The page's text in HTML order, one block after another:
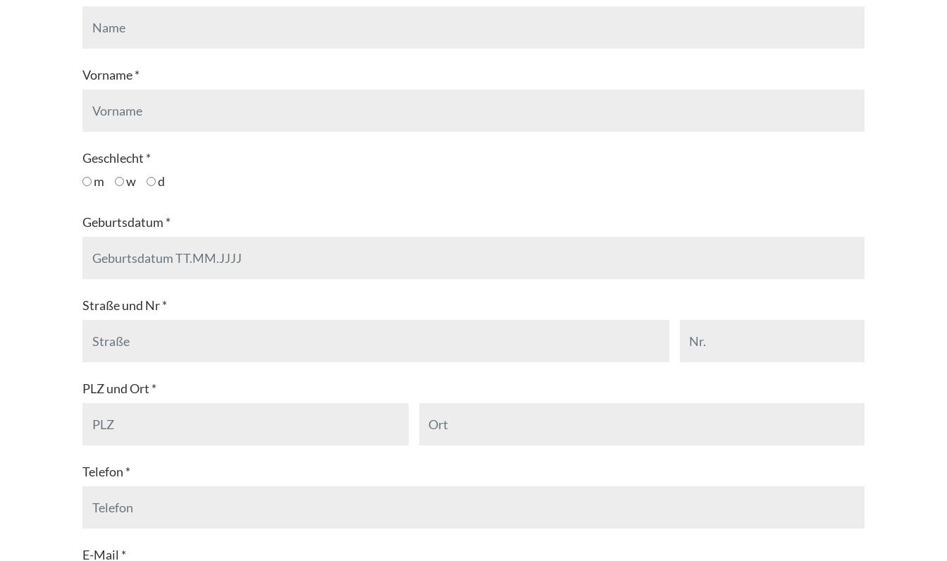
Vorname *
Geschlecht *
m
w d
Geburtsdatum *
Straße und Nr *
PLZ und Ort *
Telefon *
E-Mail *